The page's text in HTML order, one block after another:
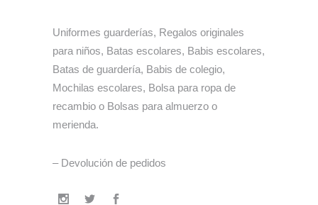
Uniformes guarderías, Regalos originales
para niños, Batas escolares, Babis escolares,
Batas de guardería, Babis de colegio,
Mochilas escolares, Bolsa para ropa de
recambio o Bolsas para almuerzo o
merienda.
– Devolución de pedidos